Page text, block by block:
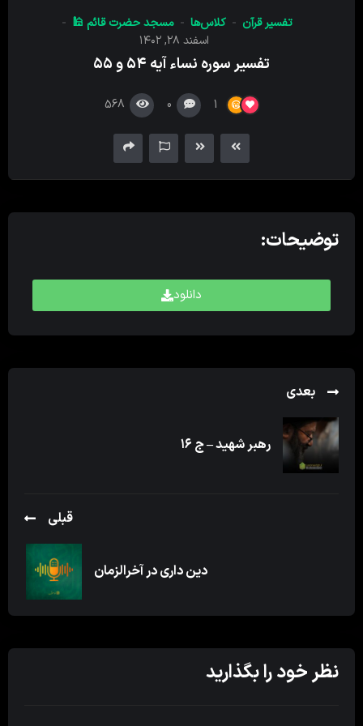
تفسیر قرآن کلاس‌ها
مسجد حضرت قائم 🕌
اسفند ۲۸, ۱۴۰۲
تفسیر سوره نساء آیه ۵۴ و ۵۵
1
0
568
توضیحات:
دانلود
بعدی
رهبر شهید – ج ۱۶
قبلی
دین داری در آخرالزمان
نظر خود را بگذارید